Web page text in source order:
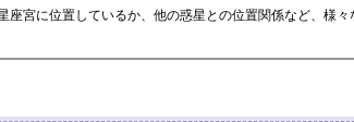
宮に位置しているか、他の惑星との位置関係など、様々